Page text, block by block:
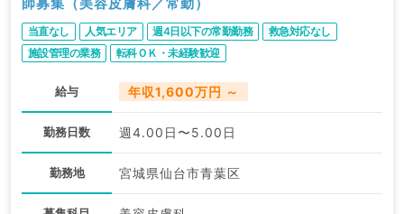
当直なし 人気エリア 週4日以下の常勤勤務
救急対応なし
施設管理の業務
転科ＯＫ・未経験歓迎
給与 年収1,600万円 ～
勤務日数 週4.00日〜5.00日
勤務地 宮城県仙台市青葉区